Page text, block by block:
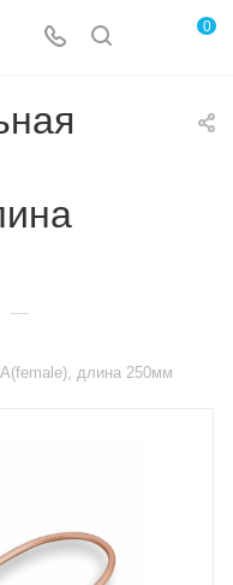
0
—
длина 250мм